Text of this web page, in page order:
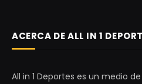
ACERCA DE ALL IN 1
All in 1 Deportes es un medio